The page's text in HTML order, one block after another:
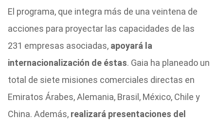
El programa, que integra más de una veintena de
acciones para proyectar las capacidades de las
231 empresas asociadas, apoyará la
internacionalización de éstas. Gaia ha planeado un
total de siete misiones comerciales directas en
Emiratos Árabes, Alemania, Brasil, México, Chile y
China. Además, realizará presentaciones del